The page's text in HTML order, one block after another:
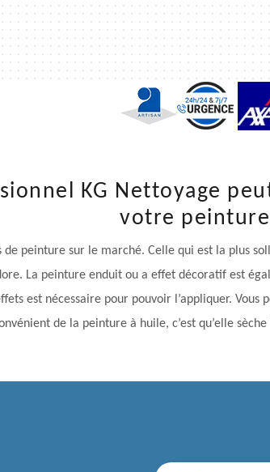
KG Nettoyage
votre
de peinture sur le marché. Celle qui est la plus
La peinture enduit ou a effet décoratif est
est nécessaire pour pouvoir l’appliquer.
de la peinture à huile, c’est qu’elle